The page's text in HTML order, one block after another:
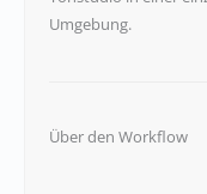
Umgebung.
Über den Workflow